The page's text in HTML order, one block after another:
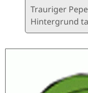
Trauriger
Hintergrund